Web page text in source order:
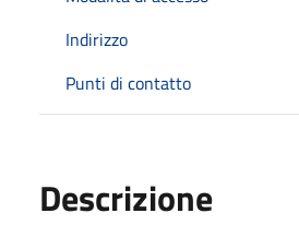
Indirizzo
Punti di contatto
Descrizione